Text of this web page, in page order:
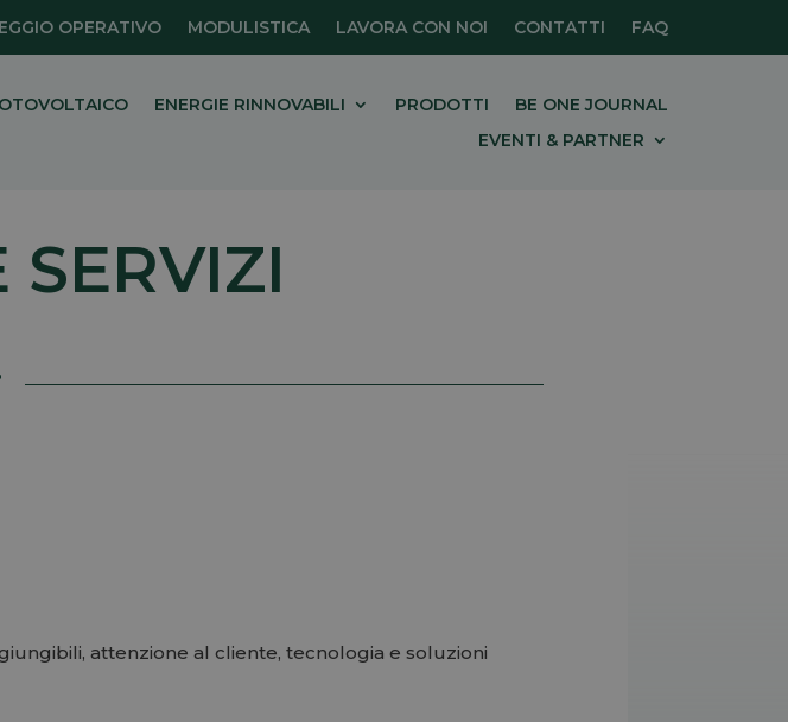
OPERATIVO MODULISTICA LAVORA CON NOI CONTATTI FAQ
ENERGIE RINNOVABILI PRODOTTI
BE ONE JOURNAL
EVENTI & PARTNER
SERVIZI
attenzione al cliente, tecnologia e soluzioni